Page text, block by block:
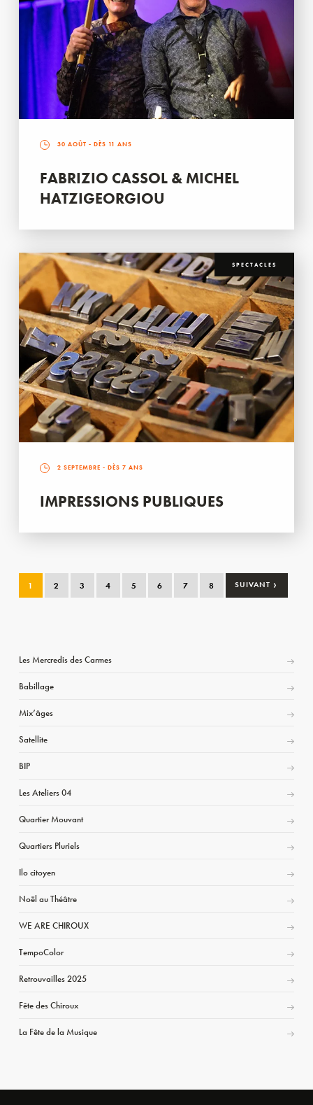
30 AOÛT - DÈS 11 ANS
FABRIZIO CASSOL & MICHEL
HATZIGEORGIOU
SPECTACLES
2 SEPTEMBRE - DÈS 7 ANS
IMPRESSIONS PUBLIQUES
1 2 3 4 5 6 7 8 SUIVANT ›
Les Mercredis des Carmes
Babillage
Mix’âges
Satellite
BIP
Les Ateliers 04
Quartier Mouvant
Quartiers Pluriels
Ilo citoyen
Noël au Théâtre
WE ARE CHIROUX
TempoColor
Retrouvailles 2025
Fête des Chiroux
La Fête de la Musique